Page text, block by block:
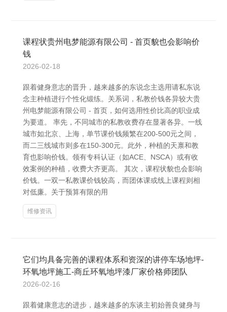
课程状贵州电梦能源有限公司 - 首页貌也会影响价
钱
2026-02-18
跟着健身意志的晋升，越来越多的东说念主选用请私东说
念主种植进行个性化锻练。关系词，私教价钱各异较大贵
州电梦能源有限公司 - 首页，如何选用性价比高的职业成
为要道。 率先，不同城市的私教收费存在显著各异。一线
城市如北京、上海，单节课价钱频繁在200-500元之间，
而二三线城市则多在150-300元。此外，种植的天禀和教
育也影响价钱。领有专科认证（如ACE、NSCA）或有收
效案例的种植，收费大齐更高。 其次，课程状貌也会影响
价钱。一双一私教课价钱较高，而团体课或线上课程则相
对低廉。关于预算有限的用
维修资讯
它们均具备完善的课程体系和资深的讲停车场地坪-
环氧地坪施工-商丘环氧地坪漆厂家价格师团队
2026-02-16
跟着健康意志的进步，越来越多的东谈主初始善良健身与